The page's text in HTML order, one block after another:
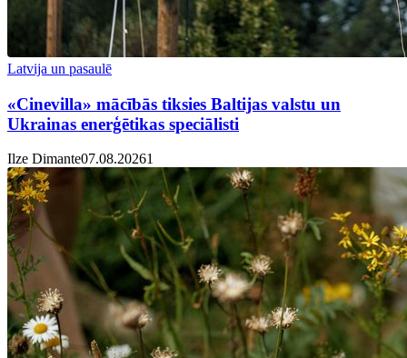
Latvija un pasaulē
«Cinevilla» mācībās tiksies Baltijas valstu un
Ukrainas enerģētikas speciālisti
Ilze Dimante07.08.20261